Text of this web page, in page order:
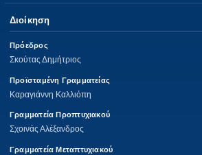
Διοίκηση
Πρόεδρος
Σκούτας Δημήτριος
Προϊσταμένη Γραμματείας
Καραγιάννη Καλλιόπη
Γραμματεία Προπτυχιακού
Σχοινάς Αλέξανδρος
Γραμματεία Μεταπτυχιακού